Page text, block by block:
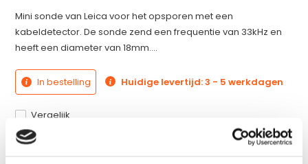
Mini sonde van Leica voor het opsporen met een
kabeldetector. De sonde zend een frequentie van 33kHz en
heeft een diameter van 18mm....
In bestelling Huidige levertijd: 3 - 5 werkdagen
Vergelijk